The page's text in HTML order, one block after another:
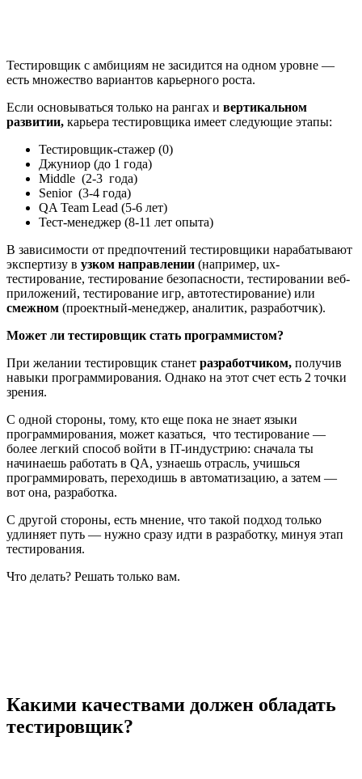
Тестировщик с амбициям не засидится на одном уровне —
есть множество вариантов карьерного роста.
Если основываться только на рангах и вертикальном
развитии, карьера тестировщика имеет следующие этапы:
Тестировщик-стажер (0)
Джуниор (до 1 года)
Middle (2-3 года)
Senior (3-4 года)
QA Team Lead (5-6 лет)
Тест-менеджер (8-11 лет опыта)
В зависимости от предпочтений тестировщики нарабатывают
экспертизу в узком направлении (например, ux-
тестирование, тестирование безопасности, тестировании веб-
приложений, тестирование игр, автотестирование) или
смежном (проектный-менеджер, аналитик, разработчик).
Может ли тестировщик стать программистом?
При желании тестировщик станет разработчиком, получив
навыки программирования. Однако на этот счет есть 2 точки
зрения.
С одной стороны, тому, кто еще пока не знает языки
программирования, может казаться, что тестирование —
более легкий способ войти в IT-индустрию: сначала ты
начинаешь работать в QA, узнаешь отрасль, учишься
программировать, переходишь в автоматизацию, а затем —
вот она, разработка.
С другой стороны, есть мнение, что такой подход только
удлиняет путь — нужно сразу идти в разработку, минуя этап
тестирования.
Что делать? Решать только вам.
Какими качествами должен обладать
тестировщик?